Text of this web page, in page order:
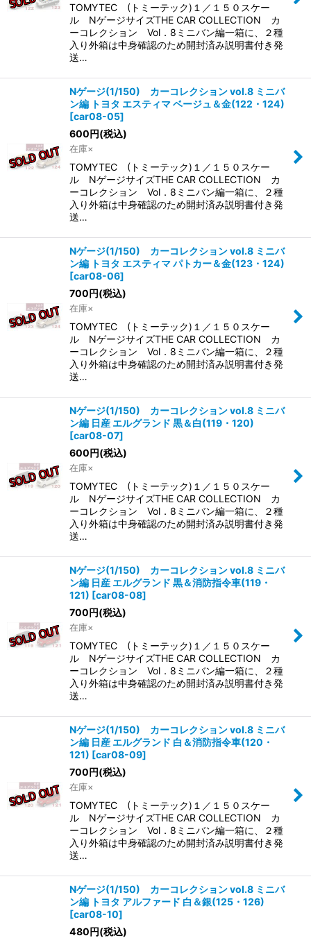
TOMYTEC (トミーテック)１／１５０スケー
ル NゲージサイズTHE CAR COLLECTION カ
ーコレクション Vol．8ミニバン編一箱に、２種
入り外箱は中身確認のため開封済み説明書付き発
送…
Nゲージ(1/150) カーコレクション vol.8 ミニバ
ン編 トヨタ エスティマ ベージュ＆金(122・124)
[car08-05]
600円(税込)
在庫×
TOMYTEC (トミーテック)１／１５０スケー
ル NゲージサイズTHE CAR COLLECTION カ
ーコレクション Vol．8ミニバン編一箱に、２種
入り外箱は中身確認のため開封済み説明書付き発
送…
Nゲージ(1/150) カーコレクション vol.8 ミニバ
ン編 トヨタ エスティマ パトカー＆金(123・124)
[car08-06]
700円(税込)
在庫×
TOMYTEC (トミーテック)１／１５０スケー
ル NゲージサイズTHE CAR COLLECTION カ
ーコレクション Vol．8ミニバン編一箱に、２種
入り外箱は中身確認のため開封済み説明書付き発
送…
Nゲージ(1/150) カーコレクション vol.8 ミニバ
ン編 日産 エルグランド 黒＆白(119・120)
[car08-07]
600円(税込)
在庫×
TOMYTEC (トミーテック)１／１５０スケー
ル NゲージサイズTHE CAR COLLECTION カ
ーコレクション Vol．8ミニバン編一箱に、２種
入り外箱は中身確認のため開封済み説明書付き発
送…
Nゲージ(1/150) カーコレクション vol.8 ミニバ
ン編 日産 エルグランド 黒＆消防指令車(119・
121) [car08-08]
700円(税込)
在庫×
TOMYTEC (トミーテック)１／１５０スケー
ル NゲージサイズTHE CAR COLLECTION カ
ーコレクション Vol．8ミニバン編一箱に、２種
入り外箱は中身確認のため開封済み説明書付き発
送…
Nゲージ(1/150) カーコレクション vol.8 ミニバ
ン編 日産 エルグランド 白＆消防指令車(120・
121) [car08-09]
700円(税込)
在庫×
TOMYTEC (トミーテック)１／１５０スケー
ル NゲージサイズTHE CAR COLLECTION カ
ーコレクション Vol．8ミニバン編一箱に、２種
入り外箱は中身確認のため開封済み説明書付き発
送…
Nゲージ(1/150) カーコレクション vol.8 ミニバ
ン編 トヨタ アルファード 白＆銀(125・126)
[car08-10]
480円(税込)